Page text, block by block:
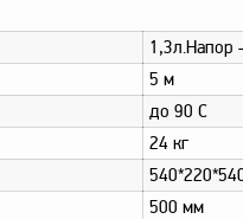
1,3л.Напор
5 м
до 90 С
24 кг
500 мм